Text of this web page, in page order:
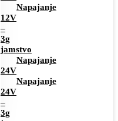
Napajanje
12V
–
3g
jamstvo
Napajanje
24V
Napajanje
24V
–
3g